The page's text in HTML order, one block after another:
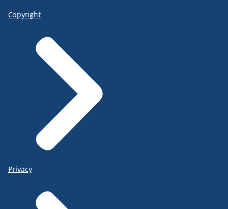
Copyright
Privacy